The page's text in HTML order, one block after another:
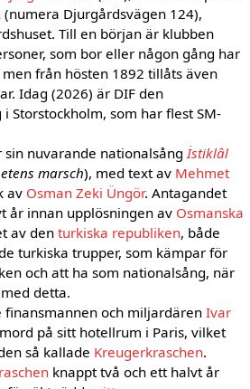
(numera Djurgårdsvägen 124),
Till en början är klubben
som bor eller någon gång har
från hösten 1892 tillåts även
Idag (2026) är DIF den
Storstockholm, som har flest SM-
sin nuvarande nationalsång İstiklâl
marsch), med text av Mehmet
av Osman Zeki Üngör. Antagandet
år innan upplösningen av Osmanska
av denturkiska republiken, både
turkiska trupper, som kämpar för
och att ha som nationalsång, när
detta.
finansmannen och miljardärenIvar
på sitt hotellrum i Paris, vilket
så kallade Kreugerkraschen.
knappt två och ett halvt år